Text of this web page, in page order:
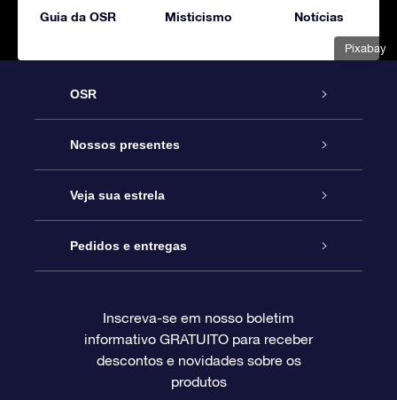
Pixabay
Guia da OSR Misticismo Notícias
OSR
Serviço
Entre em contato conosco
Blog
Avaliações
Nossos presentes
Presente estrelar on-line
Pacote de presente da OSR
O cartão de presente da OSR
Presentes corporativos
Veja sua estrela
Star Register
Página estelar personalizada
Um Milhão de Estrelas
Pedidos e entregas
Informações de pagamento
Inscreva-se em nosso boletim
informativo GRATUITO para receber
descontos e novidades sobre os
produtos